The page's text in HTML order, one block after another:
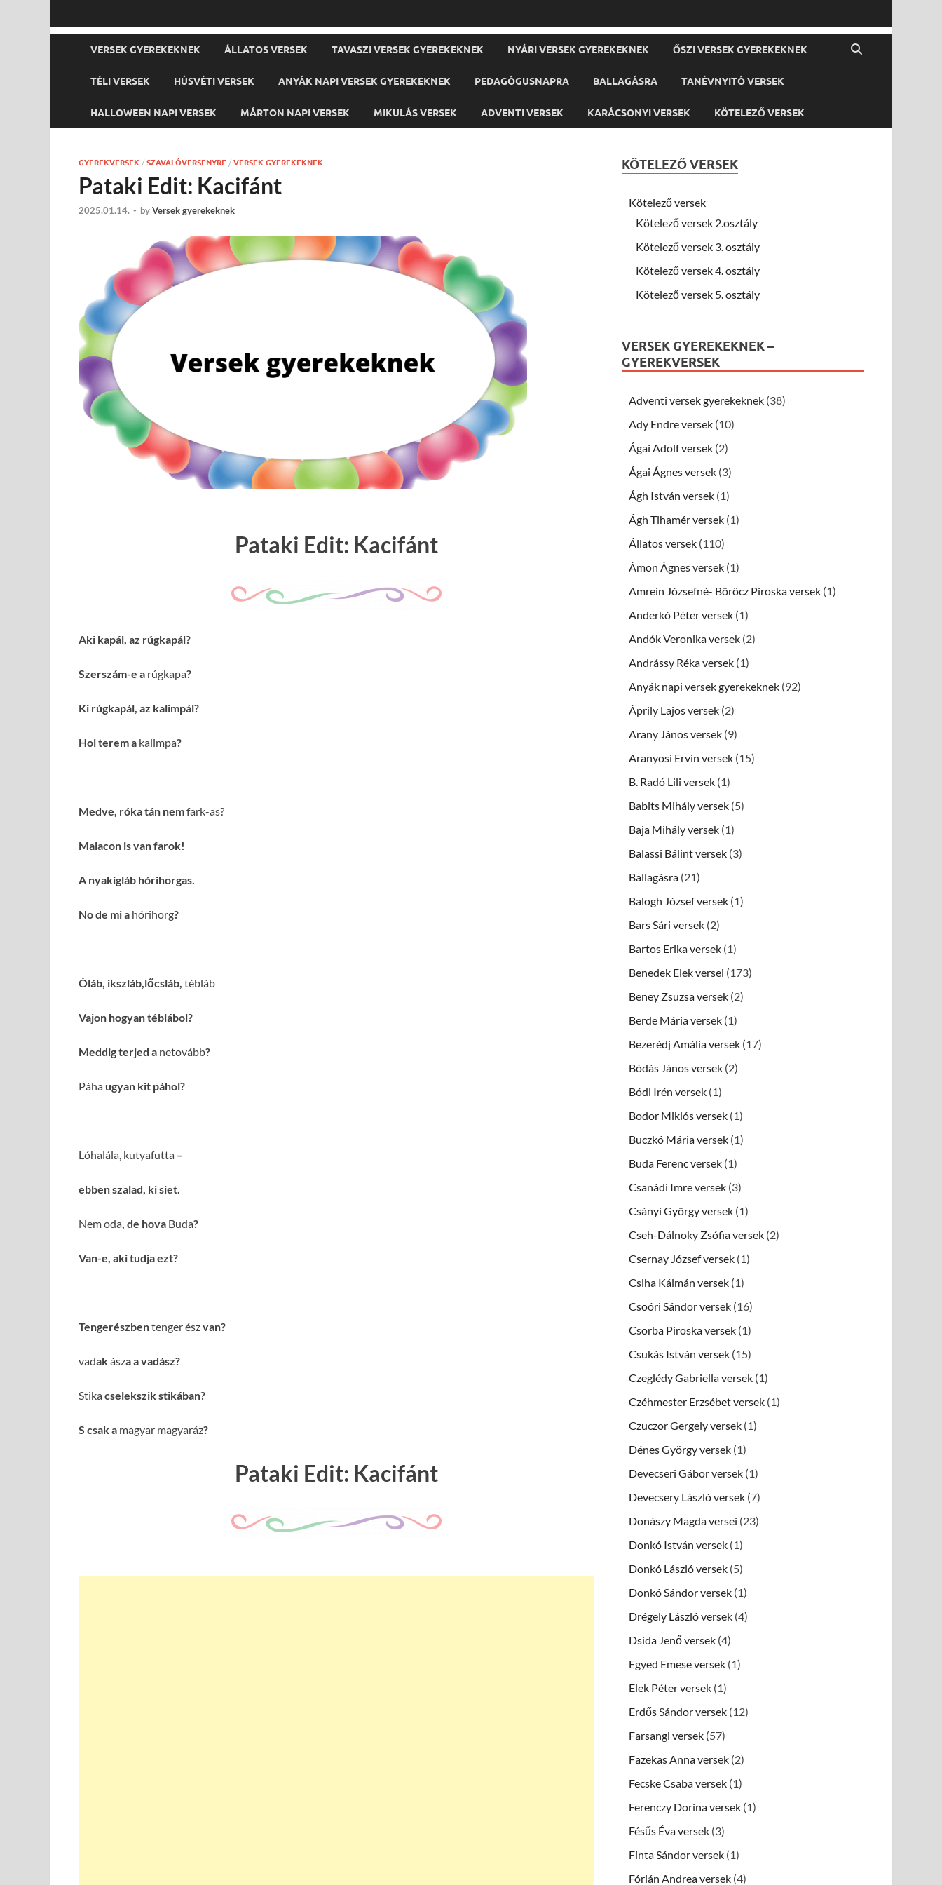
VERSEK GYEREKEKNEK ÁLLATOS VERSEK TAVASZI VERSEK GYEREKEKNEK NYÁRI VERSEK GYEREKEKNEK ŐSZI VERSEK GYEREKEKNEK
TÉLI VERSEK HÚSVÉTI VERSEK ANYÁK NAPI VERSEK GYEREKEKNEK PEDAGÓGUSNAPRA BALLAGÁSRA TANÉVNYITÓ VERSEK
HALLOWEEN NAPI VERSEK MÁRTON NAPI VERSEK MIKULÁS VERSEK ADVENTI VERSEK KARÁCSONYI VERSEK KÖTELEZŐ VERSEK
GYEREKVERSEK / SZAVALÓVERSENYRE / VERSEK GYEREKEKNEK
Pataki Edit: Kacifánt
2025.01.14. - byVersek gyerekeknek
Pataki Edit: Kacifánt
Aki kapál, az rúgkapál?
Szerszám-e a rúgkapa?
Ki rúgkapál, az kalimpál?
Hol terem a kalimpa?
Medve, róka tán nemfark-as?
Malacon is van farok!
A nyakigláb hórihorgas.
No de mi a hórihorg?
Óláb, ikszláb,lőcsláb, tébláb
Vajon hogyan téblábol?
Meddig terjed a netovább?
Páha ugyan kit páhol?
Lóhalála, kutyafutta –
ebben szalad, ki siet.
Nem oda , de hova Buda?
Van-e, aki tudja ezt?
Tengerészbentenger észvan?
vadakásza a vadász?
Stikacselekszik stikában?
S csak a magyar magyaráz?
Pataki Edit: Kacifánt
KÖTELEZŐ VERSEK
Kötelező versek
Kötelező versek 2.osztály
Kötelező versek 3. osztály
Kötelező versek 4. osztály
Kötelező versek 5. osztály
VERSEK GYEREKEKNEK –
GYEREKVERSEK
Adventi versek gyerekeknek (38)
Ady Endre versek (10)
Ágai Adolf versek (2)
Ágai Ágnes versek (3)
Ágh István versek (1)
Ágh Tihamér versek (1)
Állatos versek (110)
Ámon Ágnes versek (1)
Amrein Józsefné- Böröcz Piroska versek (1)
Anderkó Péter versek (1)
Andók Veronika versek (2)
Andrássy Réka versek (1)
Anyák napi versek gyerekeknek (92)
Áprily Lajos versek (2)
Arany János versek (9)
Aranyosi Ervin versek (15)
B. Radó Lili versek (1)
Babits Mihály versek (5)
Baja Mihály versek (1)
Balassi Bálint versek (3)
Ballagásra (21)
Balogh József versek (1)
Bars Sári versek (2)
Bartos Erika versek (1)
Benedek Elek versei (173)
Beney Zsuzsa versek (2)
Berde Mária versek (1)
Bezerédj Amália versek (17)
Bódás János versek (2)
Bódi Irén versek (1)
Bodor Miklós versek (1)
Buczkó Mária versek (1)
Buda Ferenc versek (1)
Csanádi Imre versek (3)
Csányi György versek (1)
Cseh-Dálnoky Zsófia versek (2)
Csernay József versek (1)
Csiha Kálmán versek (1)
Csoóri Sándor versek (16)
Csorba Piroska versek (1)
Csukás István versek (15)
Czeglédy Gabriella versek (1)
Czéhmester Erzsébet versek (1)
Czuczor Gergely versek (1)
Dénes György versek (1)
Devecseri Gábor versek (1)
Devecsery László versek (7)
Donászy Magda versei (23)
Donkó István versek (1)
Donkó László versek (5)
Donkó Sándor versek (1)
Drégely László versek (4)
Dsida Jenő versek (4)
Egyed Emese versek (1)
Elek Péter versek (1)
Erdős Sándor versek (12)
Farsangi versek (57)
Fazekas Anna versek (2)
Fecske Csaba versek (1)
Ferenczy Dorina versek (1)
Fésűs Éva versek (3)
Finta Sándor versek (1)
Fórián Andrea versek (4)